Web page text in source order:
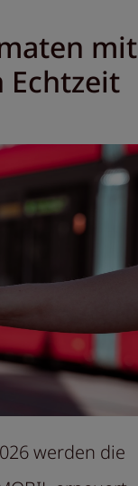
mit
werden die